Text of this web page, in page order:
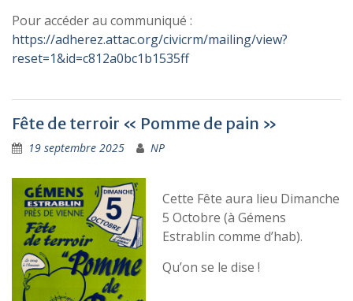
Pour accéder au communiqué :
https://adherez.attac.org/civicrm/mailing/view?
reset=1&id=c812a0bc1b1535ff
Fête de terroir « Pomme de pain »
19 septembre 2025 NP
Cette Fête aura lieu Dimanche
5 Octobre (à Gémens
Estrablin comme d’hab).
Qu’on se le dise !